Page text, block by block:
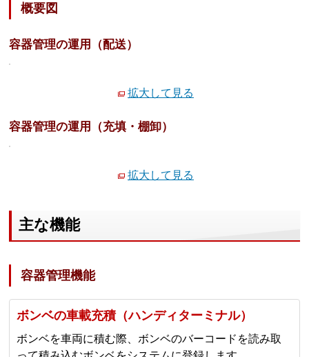
概要図
容器管理の運用（配送）
拡大して見る
容器管理の運用（充填・棚卸）
拡大して見る
主な機能
容器管理機能
ボンベの車載充積（ハンディターミナル）
ボンベを車両に積む際、ボンベのバーコードを読み取